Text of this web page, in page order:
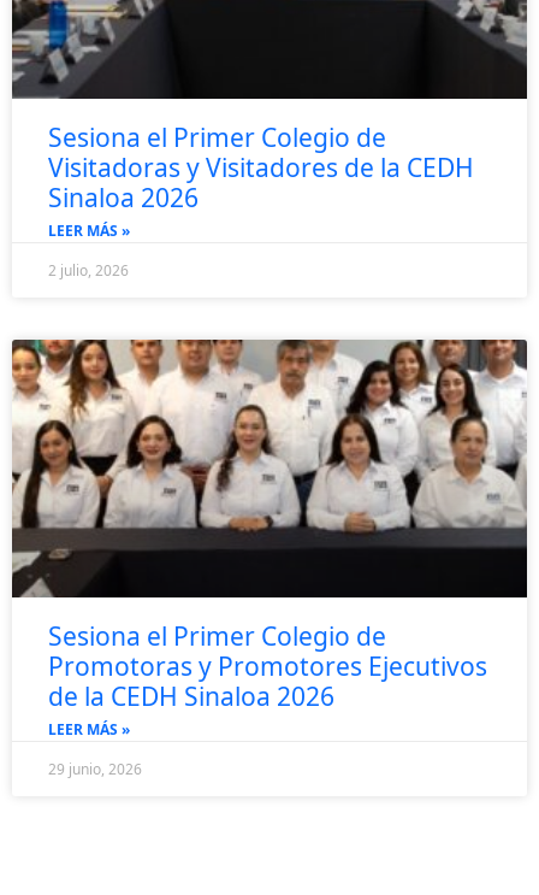
Sesiona el Primer Colegio de
Visitadoras y Visitadores de la CEDH
Sinaloa 2026
LEER MÁS »
2 julio, 2026
Sesiona el Primer Colegio de
Promotoras y Promotores Ejecutivos
de la CEDH Sinaloa 2026
LEER MÁS »
29 junio, 2026